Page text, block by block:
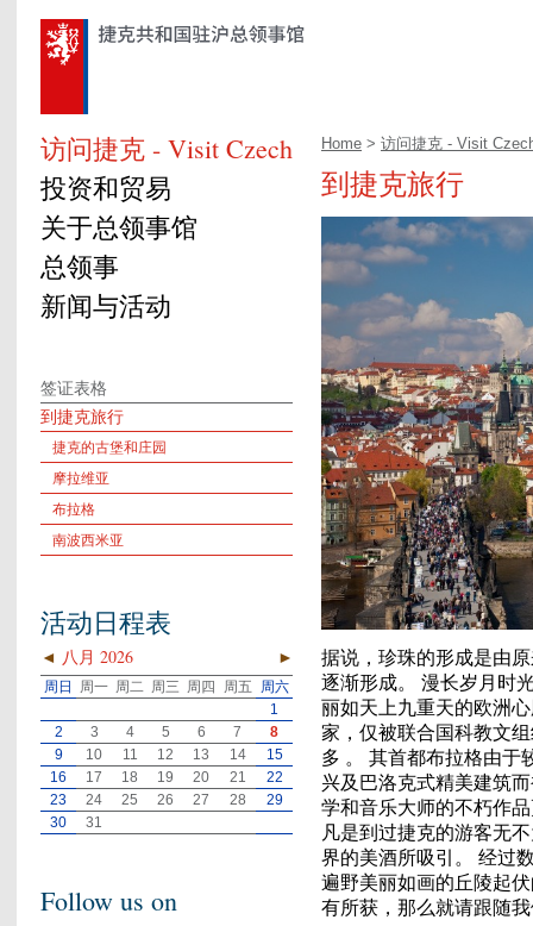
Home > 访问捷克 - Visit
到捷克旅行
据说，珍珠的形成是由
逐渐形成。 漫长岁月时
丽如天上九重天的欧洲
家，仅被联合国科教文
多 。 其首都布拉格由于
兴及巴洛克式精美建筑
学和音乐大师的不朽作
凡是到过捷克的游客无
界的美酒所吸引。 经过
遍野美丽如画的丘陵起
有所获，那么就请跟随
访问捷克 - Visit Czech
投资和贸易
关于总领事馆
总领事
新闻与活动
签证表格
到捷克旅行
捷克的古堡和庄园
摩拉维亚
布拉格
南波西米亚
活动日程表
◄ ►
八月 2026
周日 周一 周二 周三 周四 周五
周六
1
2
3 4 5 6 7
8
9
10 11 12 13 14
15
16
17 18 19 20 21
22
23
24 25 26 27 28
29
30
31
Follow us on